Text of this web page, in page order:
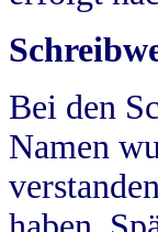
Bei den
Namen